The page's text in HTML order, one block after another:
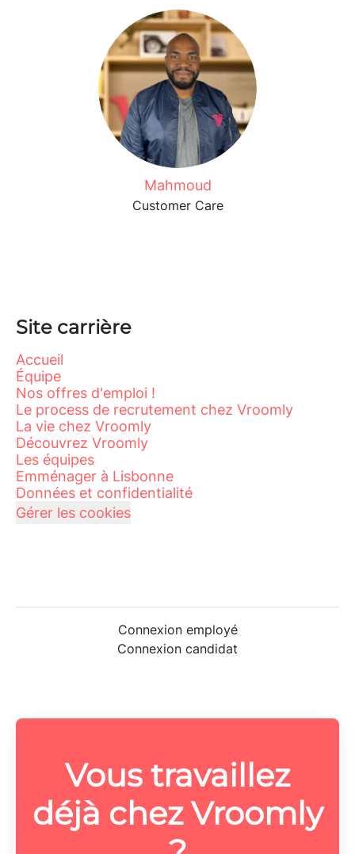
Mahmoud
Customer Care
Site carrière
Accueil
Équipe
Nos offres d'emploi !
Le process de recrutement chez Vroomly
La vie chez Vroomly
Découvrez Vroomly
Les équipes
Emménager à Lisbonne
Données et confidentialité
Gérer les cookies
Connexion employé
Connexion candidat
Vous travaillez
déjà chez Vroomly